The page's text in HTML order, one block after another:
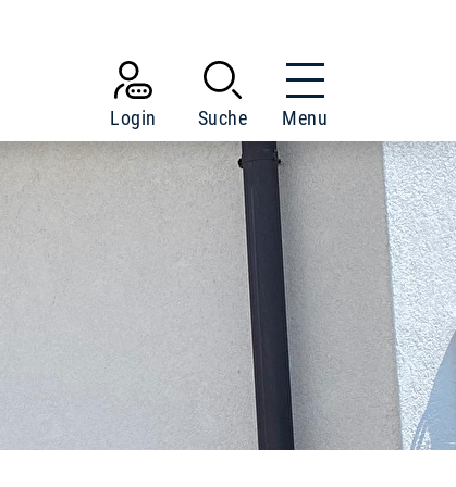
Login Suche Menu